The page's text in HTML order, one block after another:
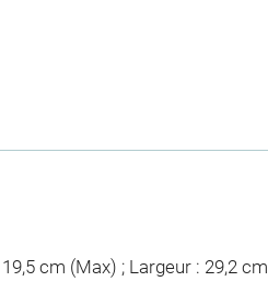
cm (Max) ; Largeur : 29,2 cm